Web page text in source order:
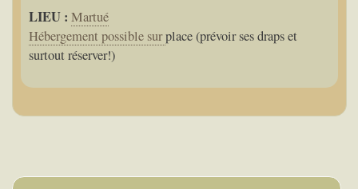
LIEU : Martué
Hébergement possible surplace (prévoir ses draps et
surtout réserver!)